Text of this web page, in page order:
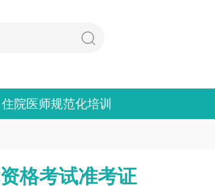
住院医师规范化培训
格考试准考证